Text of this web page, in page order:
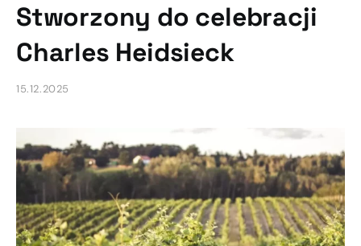
Stworzony do celebracji
Charles Heidsieck
15.12.2025